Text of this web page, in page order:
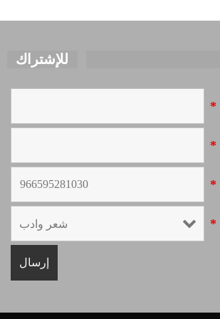
للإشتراك
*
*
*
*